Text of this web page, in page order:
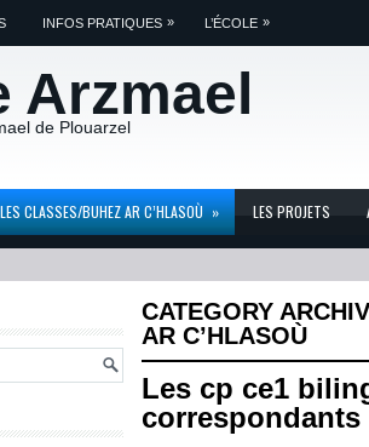
INFOS PRATIQUES » L’ÉCOLE »
Arzmael
de Plouarzel
LES CLASSES/BUHEZ AR C’HLASOÙ » LES PROJETS
CATEGORY
AR C’HLASOÙ
Les cp ce1
correspondants